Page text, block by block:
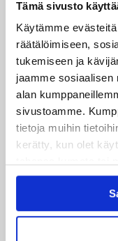
Tämä sivusto
Käytämme
räätälöimiseen,
tukemiseen ja
jaamme sosiaalisen
alan
sivustoamme.
tietoja muihin
kerätty, kun olet
käytöstäEvästeet-
02.06.2026
Liiga-kauden 2026-
Reece Newkirk
Jaatinen ja Liljamo
yhteistyö jatkuu
14.05.2026
Tuore Sveitsin
kahden vuoden